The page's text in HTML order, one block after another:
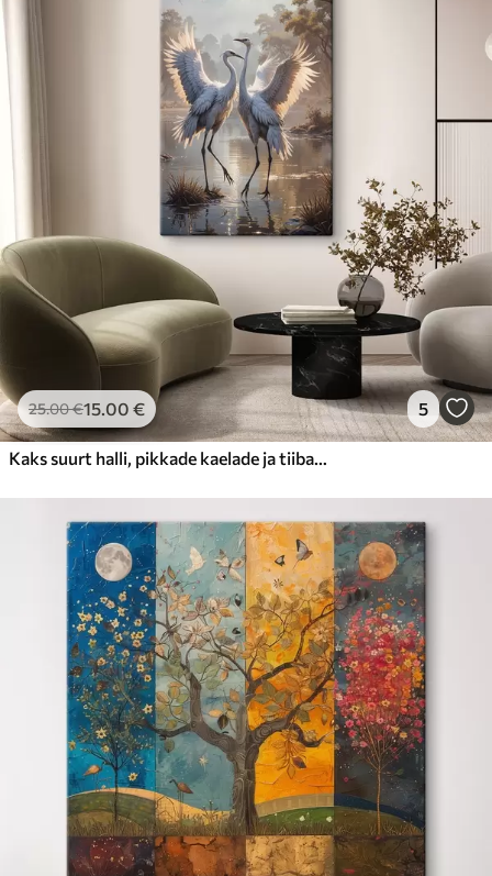
25.00€15.00 € 5
Kaks suurt halli, pikkade kaelade ja tiibadega kraanat, mis seisavad puudest ümbritsetud udujärves